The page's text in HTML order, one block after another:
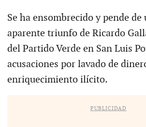
Se ha ensombrecido y pende
aparente triunfo de Ricardo
del Partido Verde en San Luis
acusaciones por lavado de
enriquecimiento ilícito.
PUBLICIDAD